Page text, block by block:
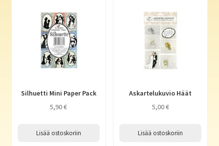
Silhuetti Mini Paper Pack
5,90€
Lisää ostoskoriin
Askartelukuvio Häät
5,00€
Lisää ostoskoriin